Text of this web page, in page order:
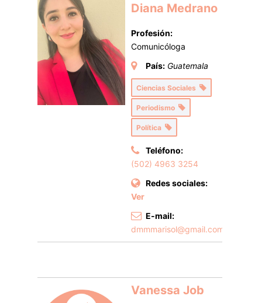
Diana Medrano
Profesión:
Comunicóloga
País: Guatemala
Ciencias Sociales
Periodismo
Política
Teléfono:
(502) 4963 3254
Redes sociales:
Ver
E-mail:
dmmmarisol@gmail.com
Vanessa Job